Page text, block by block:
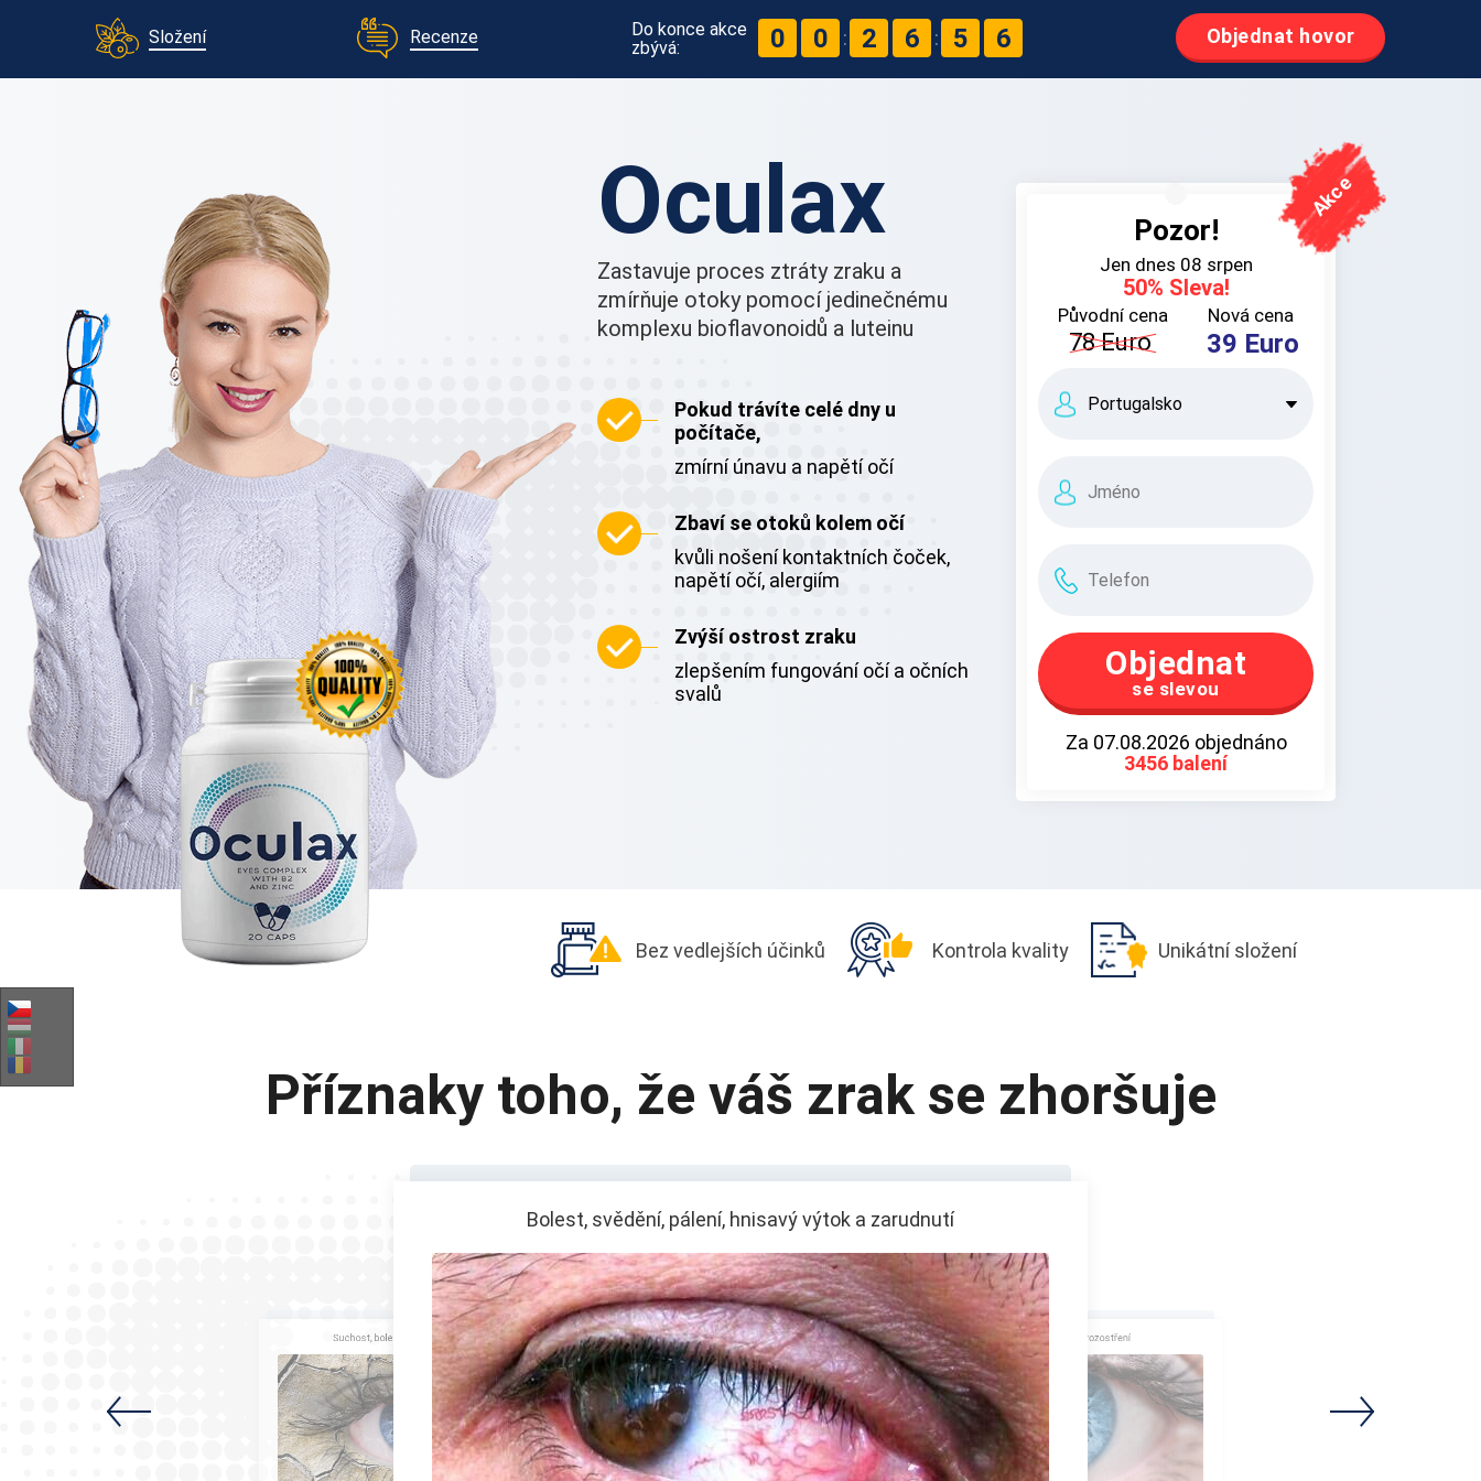
Složení Recenze
Do konce akce
zbývá:
0 0 : 2 6 : 5 5 Objednat hovor
Oculax
Zastavuje proces ztráty zraku a
zmírňuje otoky pomocí jedinečnému
komplexu bioflavonoidů a luteinu
Pokud trávíte celé dny u
počítače,
zmírní únavu a napětí očí
Zbaví se otoků kolem očí
kvůli nošení kontaktních čoček,
napětí očí, alergiím
Zvýší ostrost zraku
zlepšením fungování očí a očních
svalů
Pozor!
Jen dnes 08 srpen
50% Sleva!
Původní cena
78 Euro
Nová cena
39 Euro
Objednat
se slevou
Za 07.08.2026 objednáno
3456 balení
Bez vedlejších účinků Kontrola kvality Unikátnísložení
Příznaky toho, že váš zrak se zhoršuje
Suchost, bolest, závit, pocit zrnka písku v oku
Bolest, svědění, pálení, hnisavý výtok a zarudnutí
Snížená zraková ostrost a rozostření